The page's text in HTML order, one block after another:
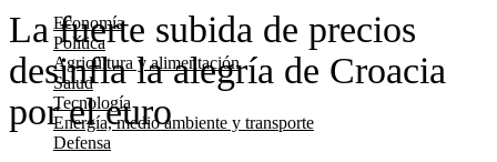
Economía
Política
Agricultura y alimentación
Salud
Tecnología
Energía, medio ambiente y transporte
Defensa
La fuerte subida de precios
desinfla la alegría de Croacia
por el euro